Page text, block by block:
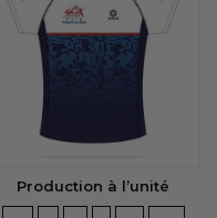
Production à l’unité
TAILLESTAILLES
TAILLES
TAILLES
TAILLES